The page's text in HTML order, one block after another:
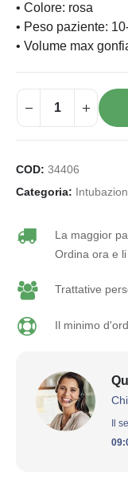
• Colore: rosa
• Peso paziente:
• Volume max
COD: 34406
Categoria:
La maggior
Ordina ora e
Trattative
Il minimo
Il